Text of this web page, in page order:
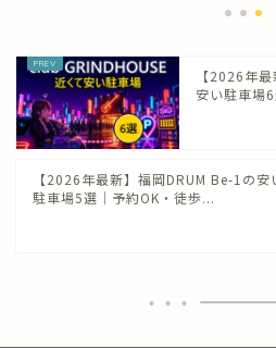
【2026年
安い駐車場
【2026年最新】福岡DRUM Be-1の安
駐車場5選｜予約OK・徒歩...